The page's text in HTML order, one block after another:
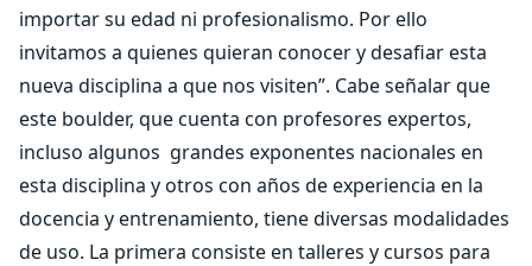
importar su edad ni profesionalismo. Por ello
invitamos a quienes quieran conocer y desafiar esta
nueva disciplina a que nos visiten”. Cabe señalar que
este boulder, que cuenta con profesores expertos,
incluso algunos grandes exponentes nacionales en
esta disciplina y otros con años de experiencia en la
docencia y entrenamiento, tiene diversas modalidades
de uso. La primera consiste en talleres y cursos para